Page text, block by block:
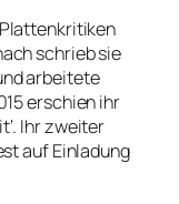
schrieb sie
arbeitete
erschien ihr
Ihr zweiter
auf Einladung